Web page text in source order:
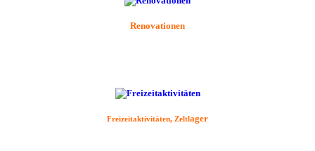
Renovationen
Freizeitaktivitäten, Zeltlager